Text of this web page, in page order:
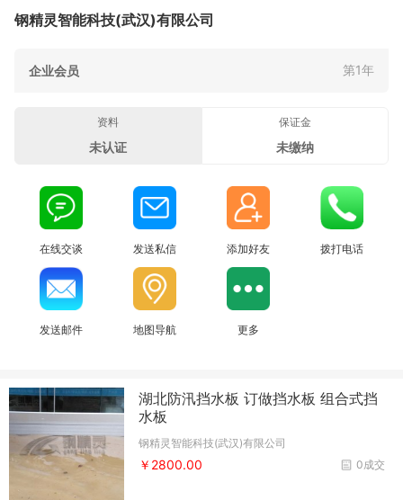
钢精灵智能科技(武汉)有限公司
企业会员 第1年
资料
未认证
保证金
未缴纳
在线交谈 发送私信 添加好友 拨打电话
发送邮件 地图导航 更多
湖北防汛挡水板 订做挡水板 组合式挡
水板
钢精灵智能科技(武汉)有限公司
0成交
￥2800.00